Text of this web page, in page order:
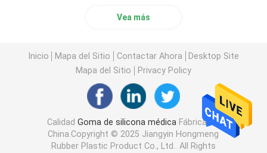
Vea más
Inicio Mapa del Sitio Contactar Ahora
Desktop Site
Mapa del Sitio
Privacy Policy
CalidadGoma de silicona médica Fábrica De
China.Copyright © 2025 Jiangyin Hongmeng
Rubber Plastic Product Co., Ltd.. All Rights